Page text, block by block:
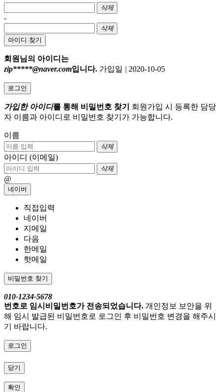
삭제
-
삭제
아이디 찾기
회원님의 아이디는
zip*****@naver.com입니다. 가입일 | 2020-10-05
로그인
가입한 아이디를 통해 비밀번호 찾기
회원가입 시 등록한 담당
자 이름과 아이디로 비밀번호 찾기가 가능합니다.
이름
삭제
아이디 (이메일)
삭제
@
네이버
직접입력
네이버
지메일
다음
한메일
핫메일
비밀번호 찾기
010-1234-5678
번호로 임시비밀번호가 전송되었습니다. 개인정보 보안을 위
해 임시 발급된 비밀번호로 로그인 후 비밀번호 변경을 해주시
기 바랍니다.
로그인
닫기
확인